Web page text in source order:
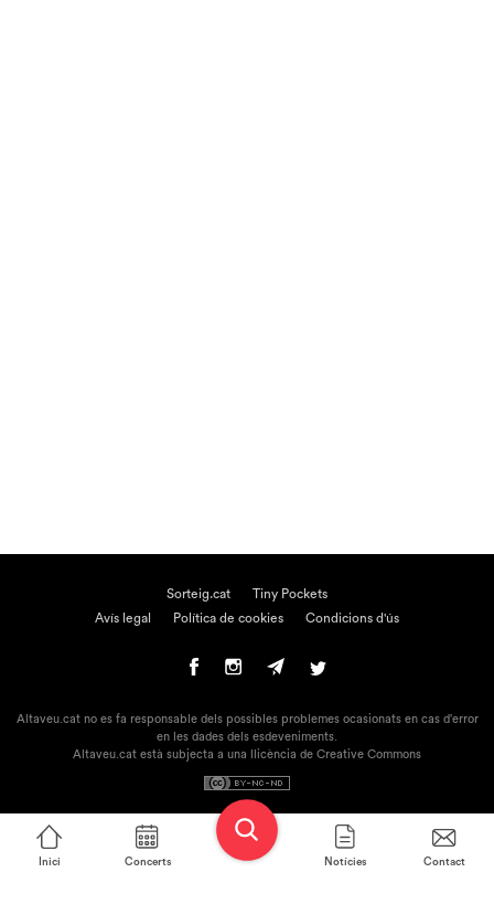
Inici Concerts Notícies Contact
Sorteig.cat
Tiny Pockets
Avís legal
Política de cookies Condicions d'ús
Altaveu.cat no es fa responsable dels possibles problemes ocasionats en cas d'error
en les dades dels esdeveniments.
Altaveu.cat està subjecta a una llicència de Creative Commons